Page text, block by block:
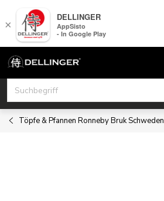
Zum
Inhalt
springen
Töpfe & Pfannen Ronneby Bruk Schweden
×
DELLINGER
AppSisto
- In Google Play